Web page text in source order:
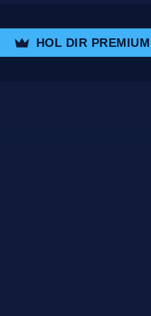
HOL DIR PREMIUM